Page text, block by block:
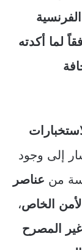
لما أكدته
من عناصر
الأمن الخاص،
غير المصرح